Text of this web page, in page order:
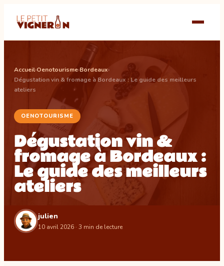
Accueil›Oenotourisme›Bordeaux›
Dégustation vin & fromage à Bordeaux : Le guide des meilleurs
ateliers
OENOTOURISME
Dégustation vin &
fromage à Bordeaux :
Le guide des meilleurs
ateliers
julien
10 avril 2026 · 3 min de lecture